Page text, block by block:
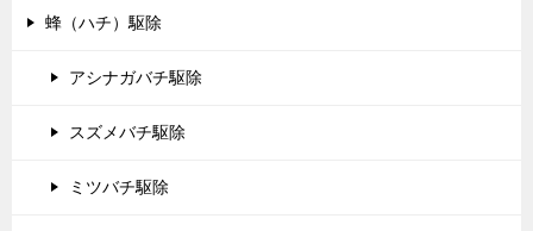
蜂（ハチ）駆除
アシナガバチ駆除
スズメバチ駆除
ミツバチ駆除